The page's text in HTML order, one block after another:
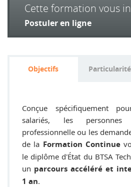
Cette formation vous
Postuler en ligne
Objectifs
Conçue spécifiquement
salariés, les personnes
professionnelle ou les
de la Formation Continue
le diplôme d'État du BTSA
un parcours accéléré et
1 an.